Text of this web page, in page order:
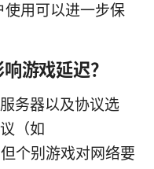
用可以进一步保
游戏延迟？
务器以及协议选
（如
个别游戏对网络要